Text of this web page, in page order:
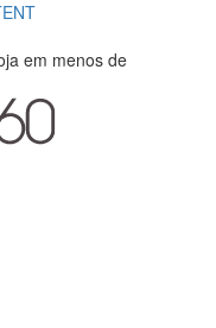
em menos de